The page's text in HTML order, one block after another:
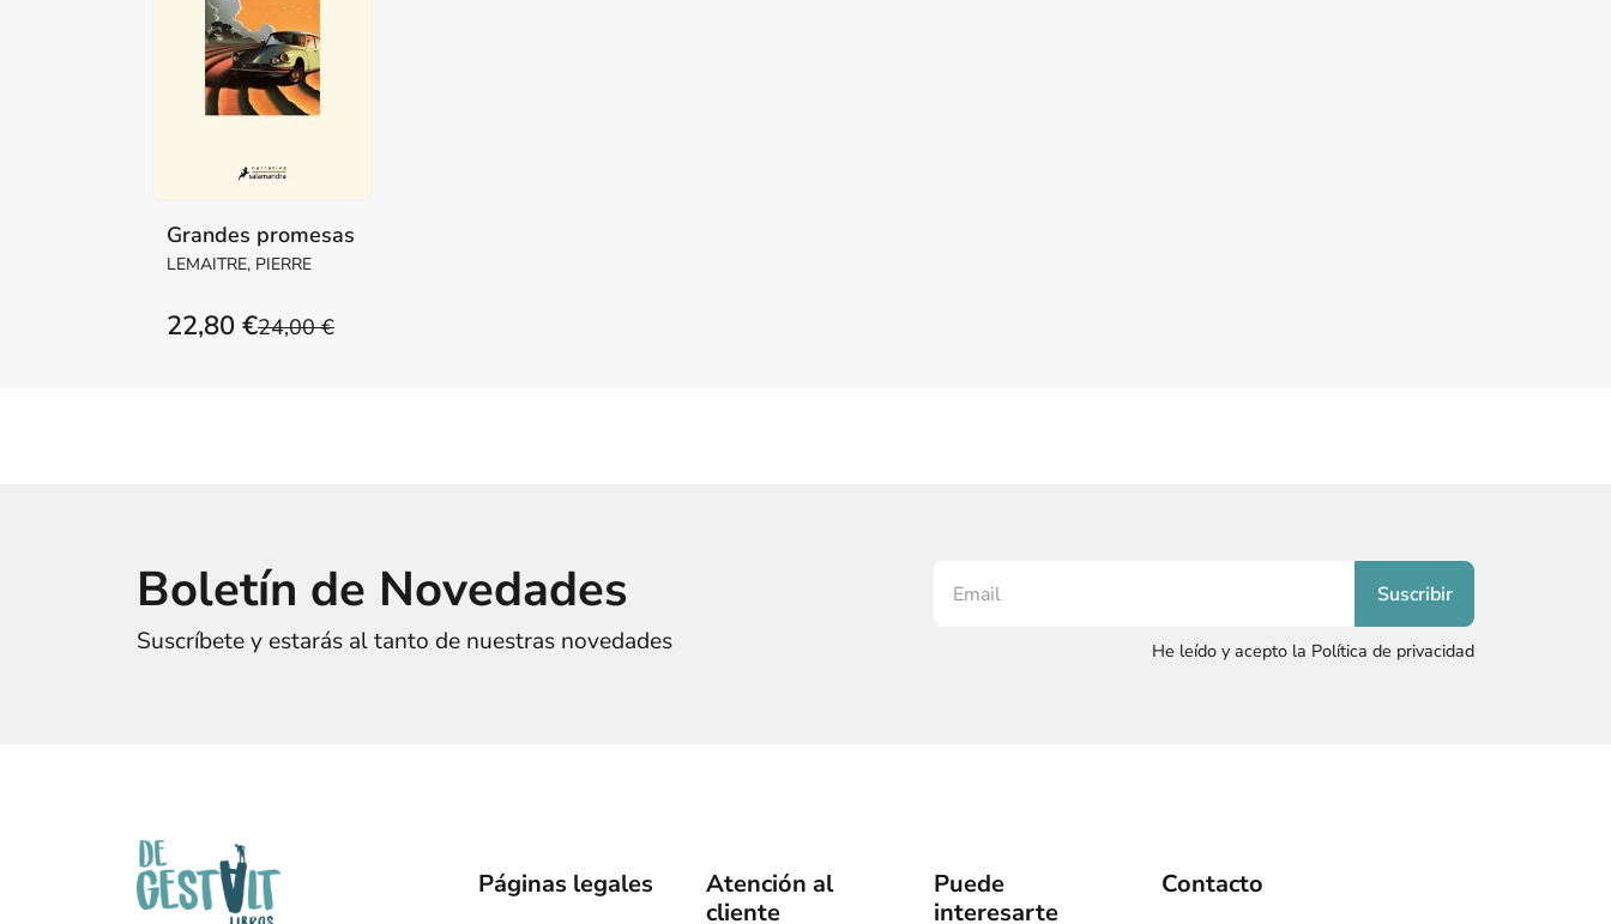
Grandes promesas
LEMAITRE, PIERRE
24,00 €
22,80 €
Boletín de Novedades
Suscríbete y estarás al tanto de nuestras novedades He leído y acepto la Política de privacidad
Páginas legales
Atención al
cliente
Puede
interesarte
Contacto